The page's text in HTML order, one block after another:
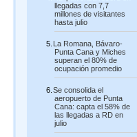
llegadas con 7,7
millones de visitantes
hasta julio
La Romana, Bávaro-
Punta Cana y Miches
superan el 80% de
ocupación promedio
Se consolida el
aeropuerto de Punta
Cana: capta el 58% de
las llegadas a RD en
julio